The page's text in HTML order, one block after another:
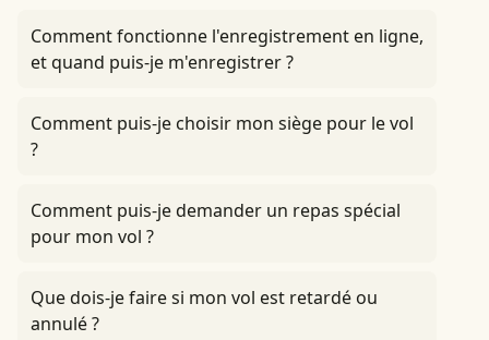
Comment fonctionne l'enregistrement en ligne,
et quand puis-je m'enregistrer ?
Comment puis-je choisir mon siège pour le vol
?
Comment puis-je demander un repas spécial
pour mon vol ?
Que dois-je faire si mon vol est retardé ou
annulé ?